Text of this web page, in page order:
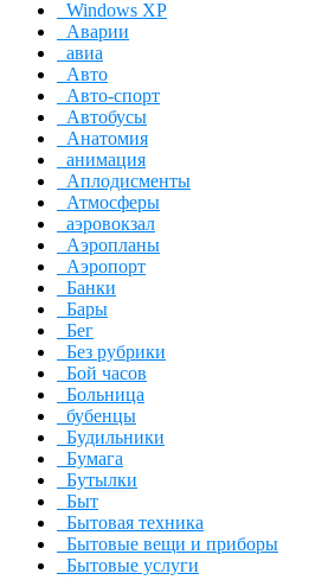
Windows XP
Аварии
авиа
Авто
Авто-спорт
Автобусы
Анатомия
анимация
Аплодисменты
Атмосферы
аэровокзал
Аэропланы
Аэропорт
Банки
Бары
Бег
Без рубрики
Бой часов
Больница
бубенцы
Будильники
Бумага
Бутылки
Быт
Бытовая техника
Бытовые вещи и приборы
Бытовые услуги